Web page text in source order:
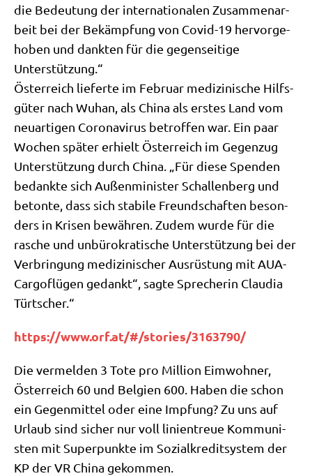
die Bedeu­tung der inter­na­tio­na­len Zusam­men­ar­
beit bei der Bekämp­fung von Covid-19 her­vor­ge­
ho­ben und dank­ten für die gegen­sei­ti­ge
Unterstützung.“
Öster­reich lie­fer­te im Febru­ar medi­zi­ni­sche Hilfs­
gü­ter nach Wuhan, als Chi­na als erstes Land vom
neu­ar­ti­gen Coro­na­vi­rus betrof­fen war. Ein paar
Wochen spä­ter erhielt Öster­reich im Gegen­zug
Unter­stüt­zung durch Chi­na. „Für die­se Spen­den
bedank­te sich Außen­mi­ni­ster Schal­len­berg und
beton­te, dass sich sta­bi­le Freund­schaf­ten beson­
ders in Kri­sen bewäh­ren. Zudem wur­de für die
rasche und unbü­ro­kra­ti­sche Unter­stüt­zung bei der
Ver­brin­gung medi­zi­ni­scher Aus­rü­stung mit AUA-
Car­go­flü­gen gedankt“, sag­te Spre­che­rin Clau­dia
Türtscher.“
https://​www​.orf​.at/​#​/​s​t​o​r​i​e​s​/​3​1​6​3​7​90/
Die ver­mel­den 3 Tote pro Mil­li­on Eim­woh­ner,
Öster­reich 60 und Bel­gi­en 600. Haben die schon
ein Gegen­mit­tel oder eine Imp­fung? Zu uns auf
Urlaub sind sicher nur voll lini­en­treue Kom­mu­ni­
sten mit Super­punk­te im Sozi­al­kre­dit­sy­stem der
KP der VR Chi­na gekommen.